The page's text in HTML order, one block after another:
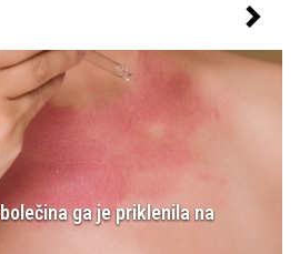
ga je priklenila na